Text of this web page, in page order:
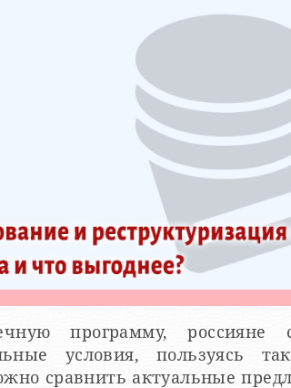
программу, россияне
условия, пользуясь
сравнить актуальные